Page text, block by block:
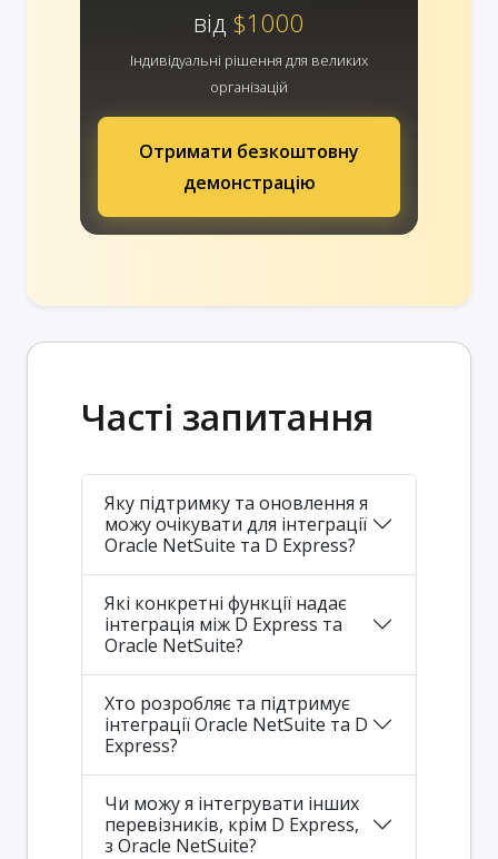
від $1000
Індивідуальні рішення для великих
організацій
Отримати безкоштовну
демонстрацію
Часті запитання
Яку підтримку та оновлення я
можу очікувати для інтеграції
Oracle NetSuite та D Express?
Які конкретні функції надає
інтеграція між D Express та
Oracle NetSuite?
Хто розробляє та підтримує
інтеграції Oracle NetSuite та D
Express?
Чи можу я інтегрувати інших
перевізників, крім D Express,
з Oracle NetSuite?